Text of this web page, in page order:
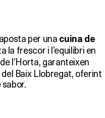
aposta per una cuina de
la frescor i l’equilibri en
l’Horta, garanteixen
Baix Llobregat, oferint